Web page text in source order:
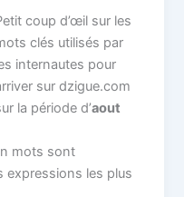
coup d’œil sur les
clés utilisés par
internautes pour
sur dzigue.com
la période d’aout
mots sont
expressions les plus